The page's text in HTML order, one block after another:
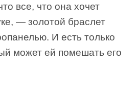
все, что она хочет
— золотой браслет
И есть только
может ей помешать его